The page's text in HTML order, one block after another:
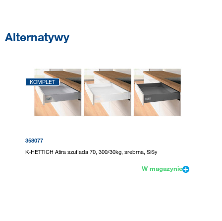
Alternatywy
KOMPLET
358077
K-HETTICH Atira szuflada 70, 300/30kg, srebrna, SiSy
W magazynie